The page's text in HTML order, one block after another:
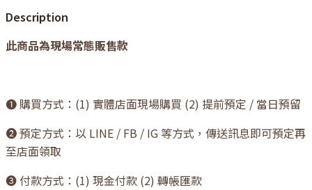
Description
此商品為現場常態販售款
❶ 購買方式：(1) 實體店面現場購買 (2) 提前預定 / 當日預留
❷ 預定方式：以 LINE / FB / IG 等方式，傳送訊息即可預定再
至店面領取
❸ 付款方式：(1) 現金付款 (2) 轉帳匯款